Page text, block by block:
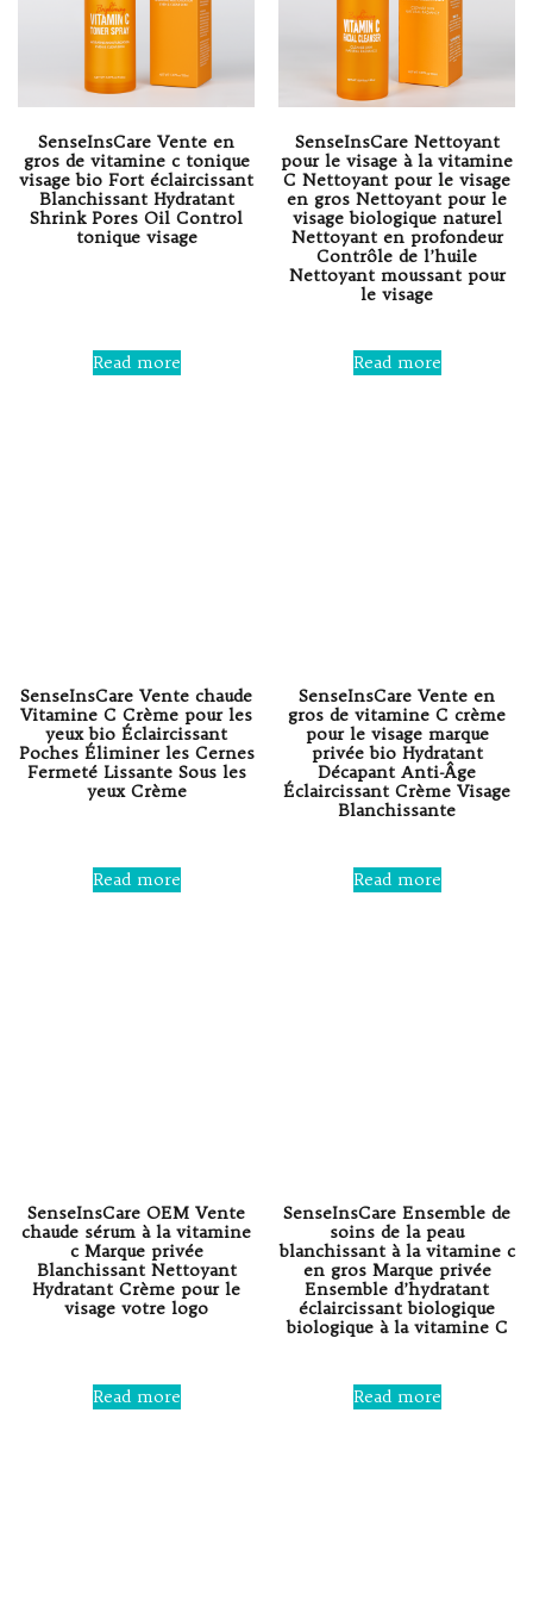
SenseInsCare Vente en
gros de vitamine c tonique
visage bio Fort éclaircissant
Blanchissant Hydratant
Shrink Pores Oil Control
tonique visage
Read more
SenseInsCare Nettoyant
pour le visage à la vitamine
C Nettoyant pour le visage
en gros Nettoyant pour le
visage biologique naturel
Nettoyant en profondeur
Contrôle de l’huile
Nettoyant moussant pour
le visage
0
out
Read more
SenseInsCare Vente chaude
Vitamine C Crème pour les
yeux bio Éclaircissant
Poches Éliminer les Cernes
Fermeté Lissante Sous les
yeux Crème
out
of
5
Read more
SenseInsCare Vente en
gros de vitamine C crème
pour le visage marque
privée bio Hydratant
Décapant Anti-Âge
Éclaircissant Crème Visage
Blanchissante
0
out
Read more
SenseInsCare OEM Vente
chaude sérum à la vitamine
c Marque privée
Blanchissant Nettoyant
Hydratant Crème pour le
visage votre logo
out
of
5
Read more
SenseInsCare Ensemble de
soins de la peau
blanchissant à la vitamine c
en gros Marque privée
Ensemble d’hydratant
éclaircissant biologique
biologique à la vitamine C
0
out
Read more